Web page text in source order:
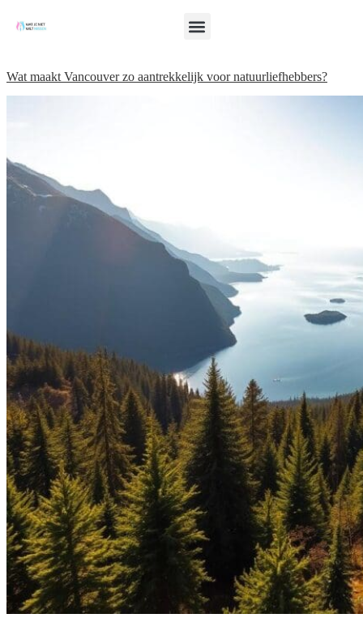
Wat maakt Vancouver zo aantrekkelijk voor natuurliefhebbers?